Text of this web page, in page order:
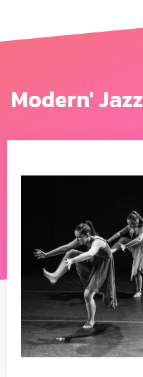
Modern' Jazz